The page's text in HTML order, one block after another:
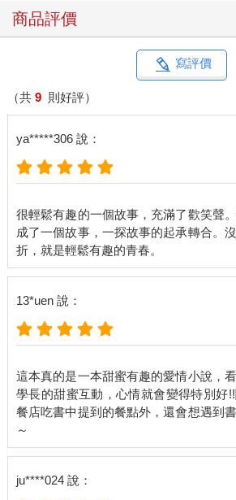
說的話。
我居然忘記這種大事情！！
二話不說，立刻起身往教室外跑去。
「胖牛，妳吃完的早餐不收嗎？」方琦然
「真是杯盤羊藉呀。」
「親愛的，幫我收一下。」我回頭對她拋
羊藉，是杯盤狼藉，妳最好多看一下國文
「妳……！」方琦然臉些些紅起，老是講
一走出教室，花朵姊妹左右兩邊分別勾搭
「猜猜社長會給我們吃什麼？」百花奸詐
「小氣鬼的他能有個三明治就不錯了。」
「他明明是射手座，卻比我們三隻金牛還
「不，我們金牛可是很崇高的，那叫節儉
「而且我們是懂得感恩的人，對方拿多少
不是小氣，是飲水思源。」百合點頭。
隻牛在，怎麼吹捧都不會得到反對聲浪。
於是一路我們就如此讚美金牛的偉大順便
社辦。
的人不到五個。
打開辦公室的門，看見社長張元碩一臉慘
沒有別人。
商品評價
寫評價
（共 9 則好評）
ya*****306 說：
很輕鬆有趣的一個故事，充滿了歡笑聲
成了一個故事，一探故事的起承轉合。
13*uen 說：
這本真的是一本甜蜜有趣的愛情小說，
學長的甜蜜互動，心情就會變得特別好
餐店吃書中提到的餐點外，還會想遇到
ju****024 說：